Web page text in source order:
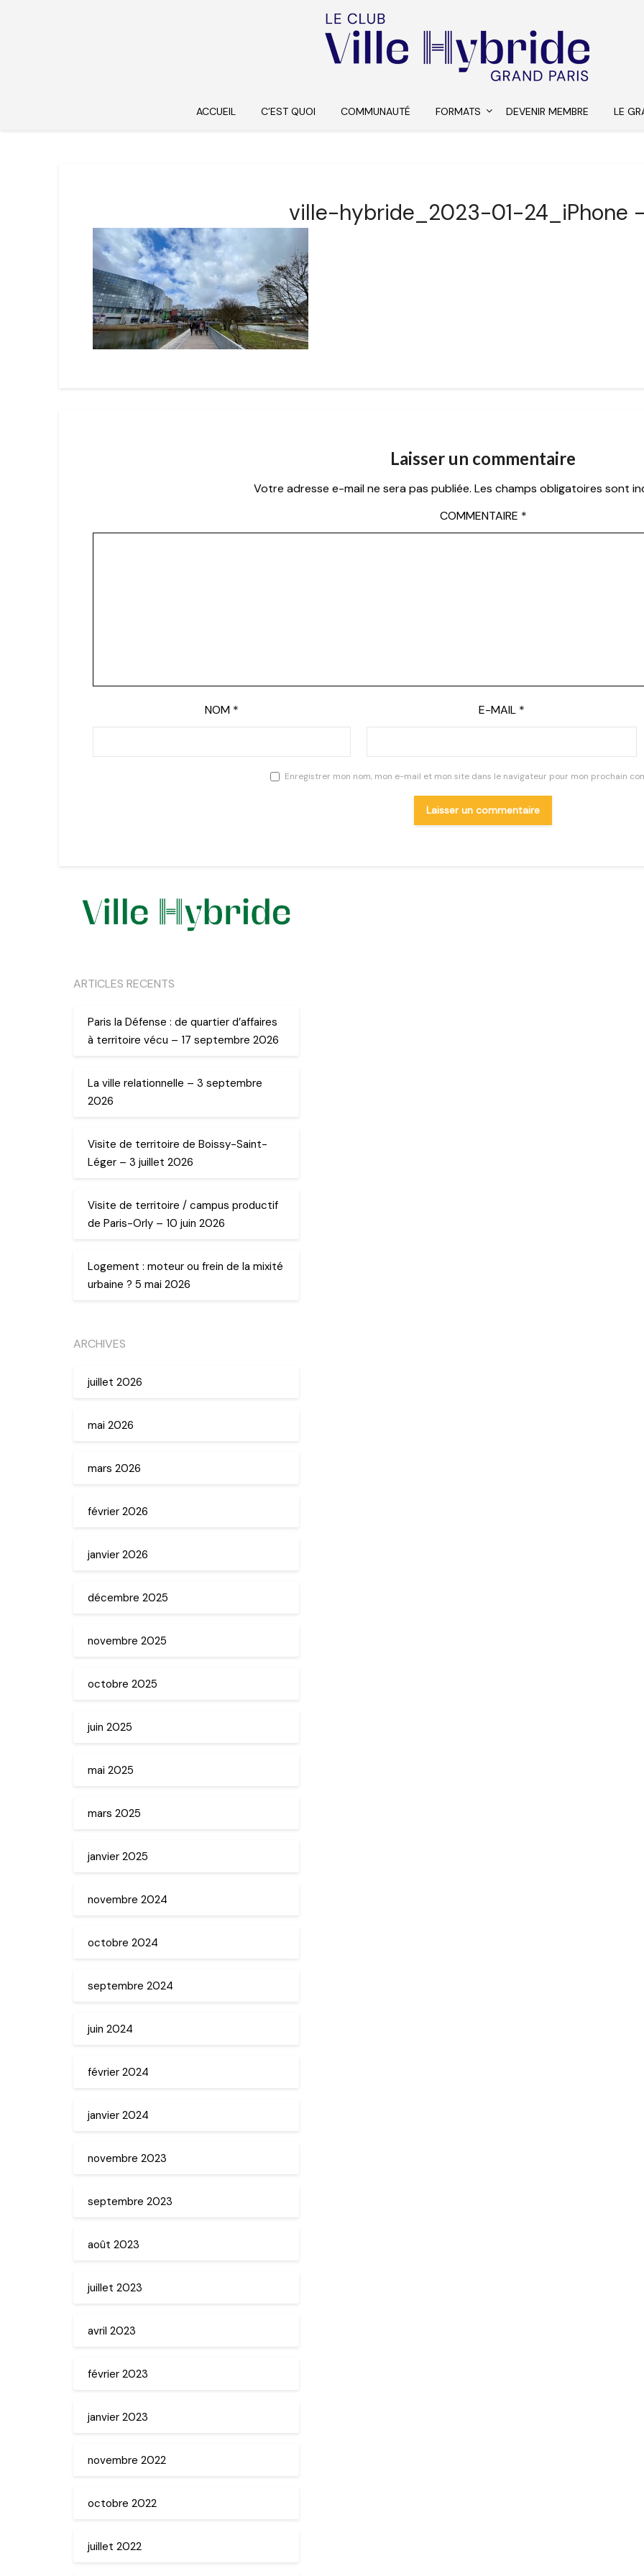
ACCUEIL C’EST QUOI COMMUNAUTÉ FORMATS DEVENIR MEMBRE LE
ville-hybride_2023-01-24_iPhone
Laisser un commentaire
Votre adresse e-mail ne sera pas publiée. Les champs obligatoires sont
COMMENTAIRE *
NOM * E-MAIL *
Enregistrer mon nom, mon e-mail et mon site dans le navigateur pour mon prochain
ARTICLES RECENTS
Paris la Défense : de quartier d’affaires
à territoire vécu – 17 septembre 2026
La ville relationnelle – 3 septembre
2026
Visite de territoire de Boissy-Saint-
Léger – 3 juillet 2026
Visite de territoire / campus productif
de Paris-Orly – 10 juin 2026
Logement : moteur ou frein de la mixité
urbaine ? 5 mai 2026
ARCHIVES
juillet 2026
mai 2026
mars 2026
février 2026
janvier 2026
décembre 2025
novembre 2025
octobre 2025
juin 2025
mai 2025
mars 2025
janvier 2025
novembre 2024
octobre 2024
septembre 2024
juin 2024
février 2024
janvier 2024
novembre 2023
septembre 2023
août 2023
juillet 2023
avril 2023
février 2023
janvier 2023
novembre 2022
octobre 2022
juillet 2022